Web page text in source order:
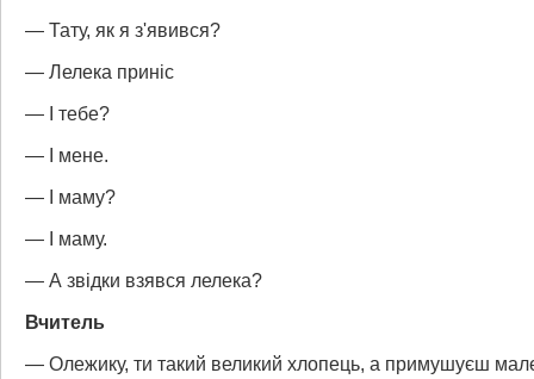
— Тату, як я з'явився?
— Лелека приніс
— І тебе?
— І мене.
— І маму?
— І маму.
— А звідки взявся лелека?
Вчитель
— Олежику, ти такий великий хлопець, а примушуєш